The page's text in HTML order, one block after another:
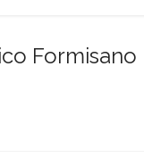
Formisano